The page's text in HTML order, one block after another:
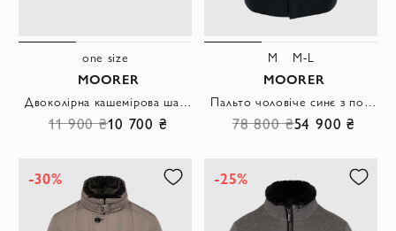
one size
MOORER
Двоколірна кашемірова шапка з логотипом на відвороті
11 900 ₴10 700 ₴
M M-L
MOORER
Пальто чоловіче синє з поліестеру
78 800 ₴54 900 ₴
-30% -25%